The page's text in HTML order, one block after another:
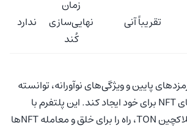
تقریباً آنی
زمان
نهایی‌سازی
کُند
ندارد
پایین و ویژگی‌های نوآورانه، توانسته
جایگاه ویژه‌ای در دنیای NFT برای خود ایجاد کند. این پلتفرم با
بهره‌گیری از مزایای بلاکچین TON، راه را برای خلق و معامله NFTها